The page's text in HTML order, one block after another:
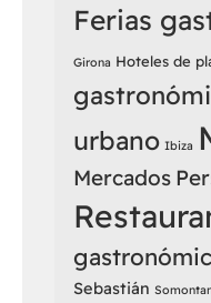
Ferias
Girona Hoteles de
urbano Ibiza
Mercados
Sebastián